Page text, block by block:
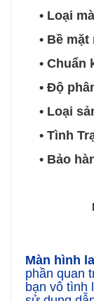
• Loại
• Bề mặt
• Chuẩn
• Độ
• Loại
• Tình
• Bảo
Màn hình
phần quan
bạn vô tình